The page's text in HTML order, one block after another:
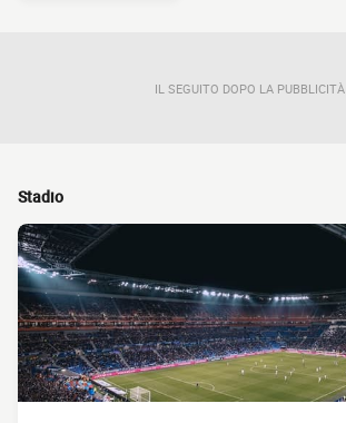
IL SEGUITO DOPO LA PUBBLICITÀ
Stadio